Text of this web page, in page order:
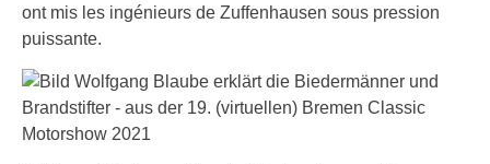
ont mis les ingénieurs de Zuffenhausen sous pression
puissante.